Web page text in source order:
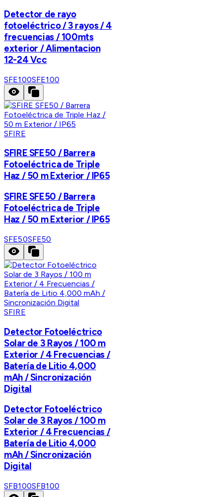
Detector de rayo
fotoeléctrico / 3 rayos / 4
frecuencias / 100mts
exterior / Alimentacion
12-24 Vcc
SFE100SFE100
SFIRE
SFIRE SFE50 / Barrera
Fotoeléctrica de Triple
Haz / 50 m Exterior / IP65
SFIRE SFE50 / Barrera
Fotoeléctrica de Triple
Haz / 50 m Exterior / IP65
SFE50SFE50
SFIRE
Detector Fotoeléctrico
Solar de 3 Rayos / 100 m
Exterior / 4 Frecuencias /
Batería de Litio 4,000
mAh / Sincronización
Digital
Detector Fotoeléctrico
Solar de 3 Rayos / 100 m
Exterior / 4 Frecuencias /
Batería de Litio 4,000
mAh / Sincronización
Digital
SFB100SFB100